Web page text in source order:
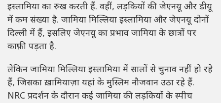
इस्लामिया का रुख करती हैं. वहीं, लड़कियों की जेएनयू और डीयू
में कम संख्या है. जामिया मिल्लिया इस्लामिया और जेएनयू दोनों
दिल्ली में हैं, इसलिए जेएनयू का प्रभाव जामिया के छात्रों पर
काफ़ी पड़ता है.
लेकिन जामिया मिल्लिया इस्लामिया में सालों से चुनाव नहीं हो रहे
हैं, जिसका ख़ामियाज़ा यहां के मुस्लिम नौजवान उठा रहे हैं.
NRC प्रदर्शन के दौरान कई जामिया की लड़कियों के स्पीच